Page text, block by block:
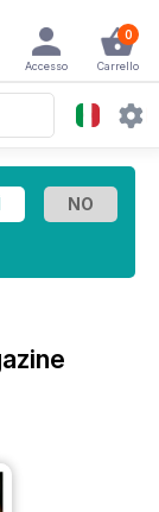
0
Carrello
Accesso